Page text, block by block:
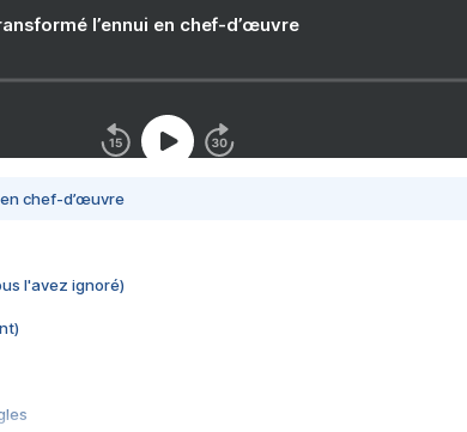
l’ennui en chef-d’œuvre
chef-d’œuvre
l'avez ignoré)